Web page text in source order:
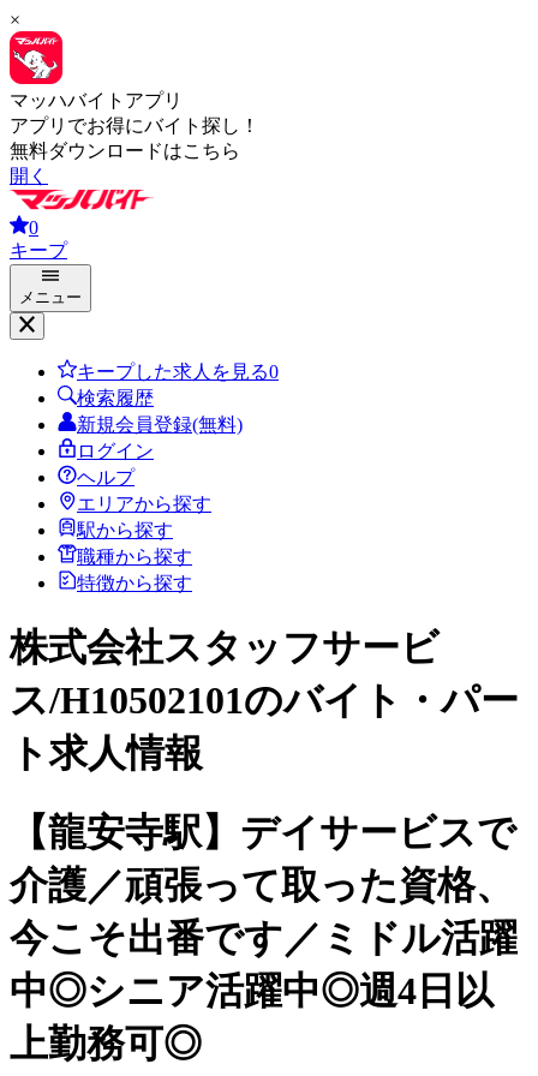
×
マッハバイトアプリ
アプリでお得にバイト探し！
無料ダウンロードはこちら
開く
0
キープ
メニュー
キープした求人を見る0
検索履歴
新規会員登録(無料)
ログイン
ヘルプ
エリアから探す
駅から探す
職種から探す
特徴から探す
株式会社スタッフサービ
ス/H10502101のバイト・パー
ト求人情報
【龍安寺駅】デイサービスで
介護／頑張って取った資格、
今こそ出番です／ミドル活躍
中◎シニア活躍中◎週4日以
上勤務可◎